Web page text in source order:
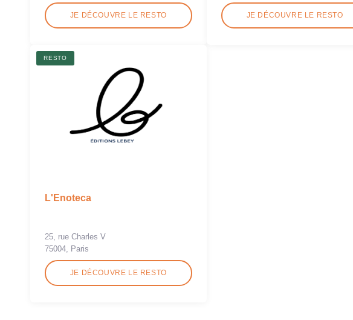
JE DÉCOUVRE LE RESTO JE DÉCOUVRE LE RESTO
RESTO
L'Enoteca
25, rue Charles V
75004, Paris
JE DÉCOUVRE LE RESTO